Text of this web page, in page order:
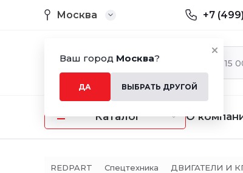
Ваш город Москва?
ДА ВЫБРАТЬ ДРУГОЙ
Москва +7
Каталог О
REDPART Спецтехника ДВИГАТЕЛИ И